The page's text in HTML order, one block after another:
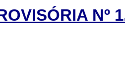
Nº